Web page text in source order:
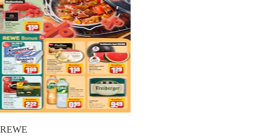
REWE